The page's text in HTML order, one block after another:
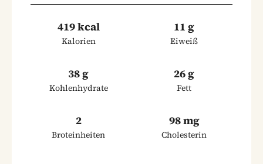
419 kcal
Kalorien
11 g
Eiweiß
38 g
Kohlenhydrate
26 g
Fett
2
Broteinheiten
98 mg
Cholesterin